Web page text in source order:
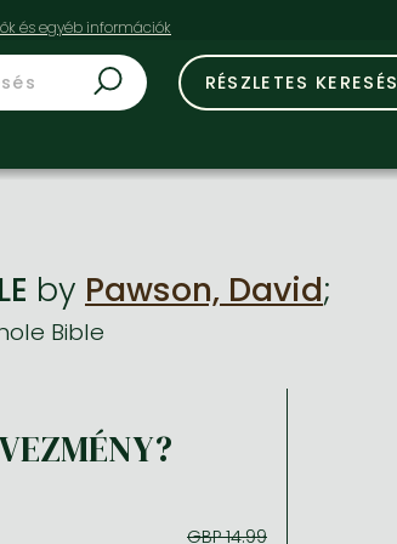
RÉSZLETES KERESÉS
by Pawson, David;
Bible
GBP 14.99